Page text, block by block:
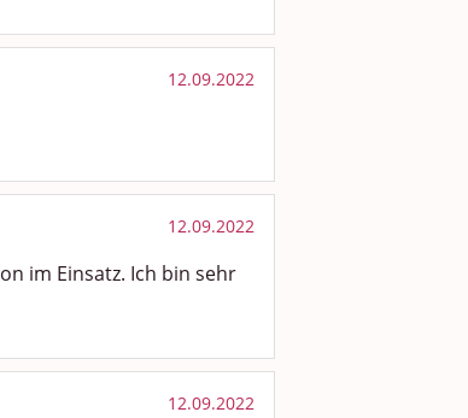
12.09.2022
12.09.2022
im Einsatz. Ich bin sehr
12.09.2022